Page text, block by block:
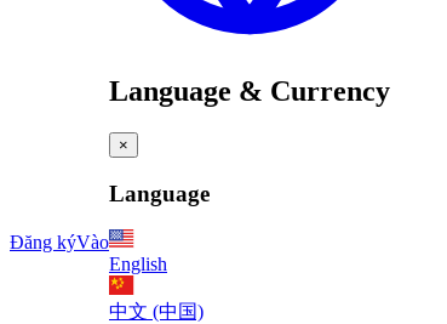
Đăng kýVào
Language & Currency
×
Language
English
中文 (中国)